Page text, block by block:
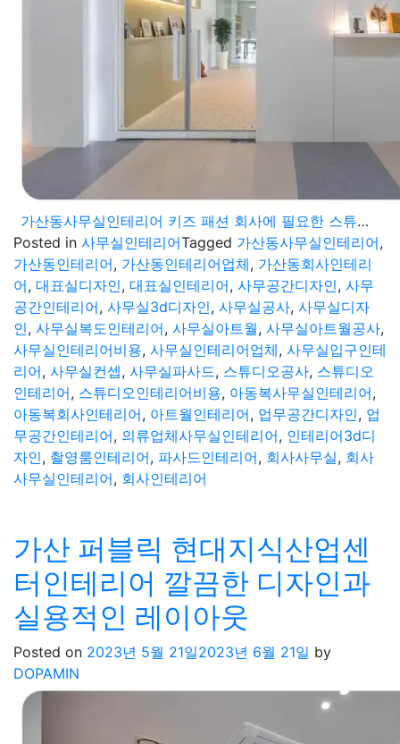
가산동사무실인테리어 키즈 패션 회사에 필요한 스튜디오 공간까지 니즈에 맞춤공간
Posted in 사무실인테리어Tagged 가산동사무실인테리어,
가산동인테리어, 가산동인테리어업체, 가산동회사인테리
어, 대표실디자인, 대표실인테리어, 사무공간디자인, 사무
공간인테리어, 사무실3d디자인, 사무실공사, 사무실디자
인, 사무실복도인테리어, 사무실아트월, 사무실아트월공사,
사무실인테리어비용, 사무실인테리어업체, 사무실입구인테
리어, 사무실컨셉, 사무실파사드, 스튜디오공사, 스튜디오
인테리어, 스튜디오인테리어비용, 아동복사무실인테리어,
아동복회사인테리어, 아트월인테리어, 업무공간디자인, 업
무공간인테리어, 의류업체사무실인테리어, 인테리어3d디
자인, 촬영룸인테리어, 파사드인테리어, 회사사무실, 회사
사무실인테리어, 회사인테리어
가산 퍼블릭 현대지식산업센
터인테리어 깔끔한 디자인과
실용적인 레이아웃
Posted on 2023년 5월 21일2023년 6월 21일 by
DOPAMIN